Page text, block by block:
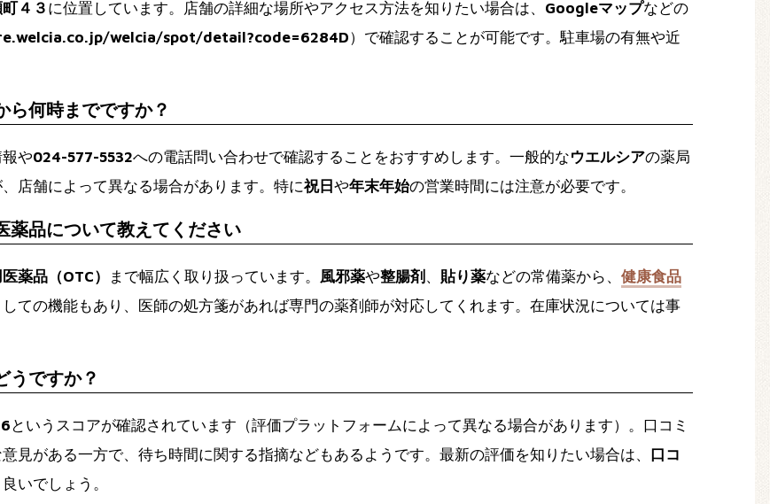
４３に位置しています。店舗の詳細な場所やアクセス方法を知りたい場合は、 Googleマップなどの
welcia/spot/detail?code=6284D）で確認することが可能です。駐車場の有無や近
ら何時までですか？
や024-577-5532への電話問い合わせで確認することをおすすめします。一般的なウエルシアの薬局
店舗によって異なる場合があります。特に祝日や年末年始の営業時間には注意が必要です。
薬品について教えてください
薬品（OTC） まで幅広く取り扱っています。 風邪薬や整腸剤 、 貼り薬などの常備薬から、 健康食品
しての機能もあり、医師の処方箋があれば専門の薬剤師が対応してくれます。在庫状況については事
うですか？
というスコアが確認されています（評価プラットフォームによって異なる場合があります）。口コミ
見がある一方で、待ち時間に関する指摘などもあるようです。最新の評価を知りたい場合は、 口コ
いでしょう。